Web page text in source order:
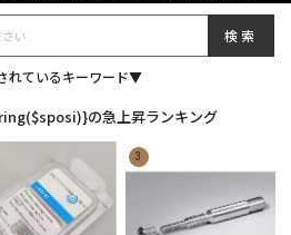
検索
れているキーワード▼
の急上昇ランキング